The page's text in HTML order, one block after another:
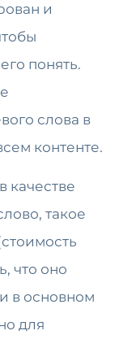
и
понять.
слова в
контенте.
качестве
такое
что оно
и в основном
для